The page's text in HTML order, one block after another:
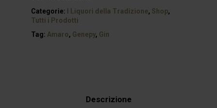
Categorie:
I Liquori della Tradizione, Shop,
Tutti i Prodotti
Tag: Amaro, Genepy, Gin
Descrizione